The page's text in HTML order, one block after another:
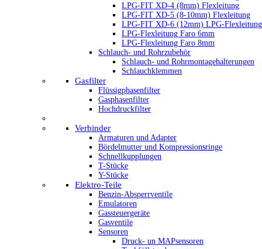
LPG-FIT XD-4 (8mm) Flexleitung
LPG-FIT XD-5 (8-10mm) Flexleitung
LPG-FIT XD-6 (12mm) LPG-Flexleitung
LPG-Flexleitung Faro 6mm
LPG-Flexleitung Faro 8mm
Schlauch- und Rohrzubehör
Schlauch- und Rohrmontagehalterungen
Schlauchklemmen
Gasfilter
Flüssigphasenfilter
Gasphasenfilter
Hochdruckfilter
Verbinder
Armaturen und Adapter
Bördelmutter und Kompressionsringe
Schnellkupplungen
T-Stücke
Y-Stücke
Elektro-Teile
Benzin-Absperrventile
Emulatoren
Gassteuergeräte
Gasventile
Sensoren
Druck- un MAPsensoren